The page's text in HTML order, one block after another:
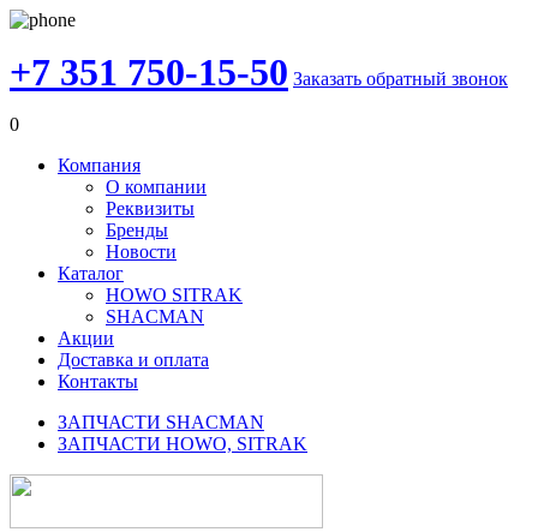
+7 351 750-15-50 Заказать обратный звонок
0
Компания
О компании
Реквизиты
Бренды
Новости
Каталог
HOWO SITRAK
SHACMAN
Акции
Доставка и оплата
Контакты
ЗАПЧАСТИ SHACMAN
ЗАПЧАСТИ HOWO, SITRAK